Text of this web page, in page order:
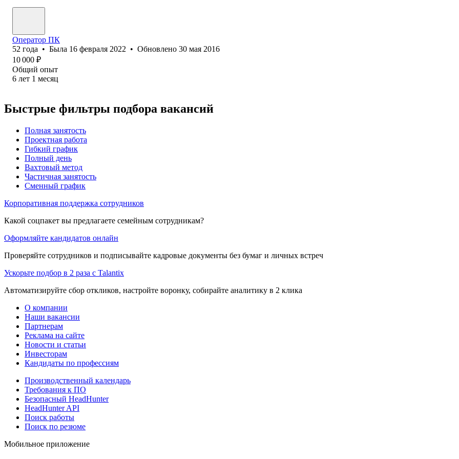
Оператор ПК
52 года • Была 16 февраля 2022 • Обновлено 30 мая 2016
10 000 ₽
Общий опыт
6 лет 1 месяц
Быстрые фильтры подбора вакансий
Полная занятость
Проектная работа
Гибкий график
Полный день
Вахтовый метод
Частичная занятость
Сменный график
Корпоративная поддержка сотрудников
Какой соцпакет вы предлагаете семейным сотрудникам?
Оформляйте кандидатов онлайн
Проверяйте сотрудников и подписывайте кадровые документы без бумаг и личных встреч
Ускорьте подбор в 2 раза с Talantix
Автоматизируйте сбор откликов, настройте воронку, собирайте аналитику в 2 клика
О компании
Наши вакансии
Партнерам
Реклама на сайте
Новости и статьи
Инвесторам
Кандидаты по профессиям
Производственный календарь
Требования к ПО
Безопасный HeadHunter
HeadHunter API
Поиск работы
Поиск по резюме
Мобильное приложение